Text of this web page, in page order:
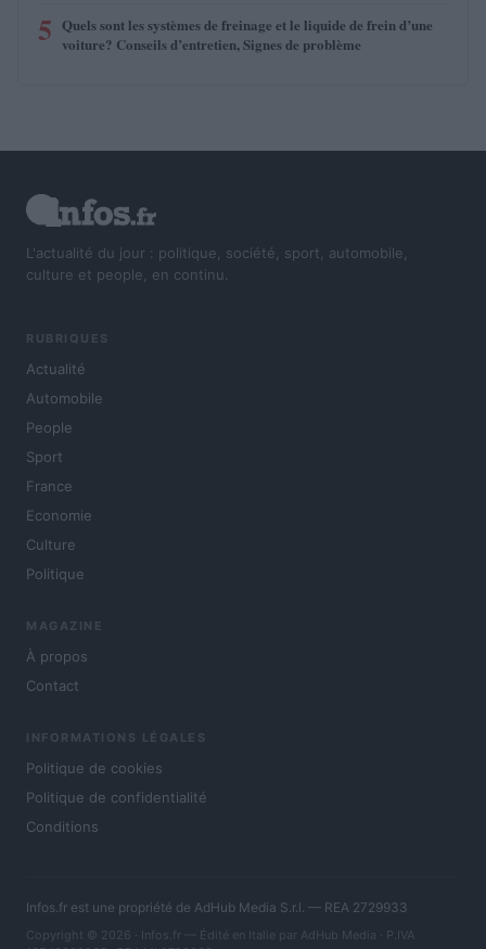
5 Quels sont les systèmes de freinage et le liquide de frein d’une
voiture? Conseils d’entretien, Signes de problème
L'actualité du jour : politique, société, sport, automobile,
culture et people, en continu.
RUBRIQUES
Actualité
Automobile
People
Sport
France
Economie
Culture
Politique
MAGAZINE
À propos
Contact
INFORMATIONS LÉGALES
Politique de cookies
Politique de confidentialité
Conditions
Infos.fr est une propriété de AdHub Media S.r.l. — REA 2729933
Copyright © 2026 · Infos.fr — Édité en Italie par AdHub Media · P.IVA